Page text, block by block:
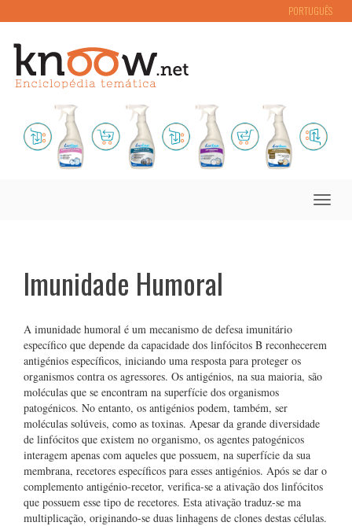
PORTUGUÊS
Toggle
Imunidade Humoral
A imunidade humoral é um mecanismo de defesa imunitário
específico que depende da capacidade dos linfócitos B reconhecerem
antigénios específicos, iniciando uma resposta para proteger os
organismos contra os agressores. Os antigénios, na sua maioria, são
moléculas que se encontram na superfície dos organismos
patogénicos. No entanto, os antigénios podem, também, ser
moléculas solúveis, como as toxinas. Apesar da grande diversidade
de linfócitos que existem no organismo, os agentes patogénicos
interagem apenas com aqueles que possuem, na superfície da sua
membrana, recetores específicos para esses antigénios. Após se dar o
complemento antigénio-recetor, verifica-se a ativação dos linfócitos
que possuem esse tipo de recetores. Esta ativação traduz-se ma
multiplicação, originando-se duas linhagens de clones destas células.